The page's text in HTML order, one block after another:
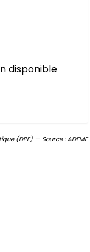
disponible
(DPE) — Source : ADEME